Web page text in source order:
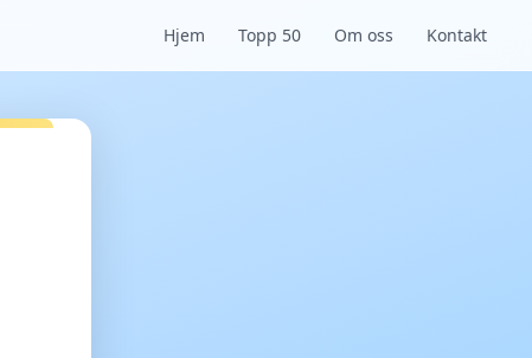
Hjem Topp 50 Om oss Kontakt